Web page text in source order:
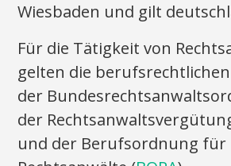
Wiesbaden und gilt
Für die Tätigkeit von
gelten die
der
der
und der Berufsordnung für